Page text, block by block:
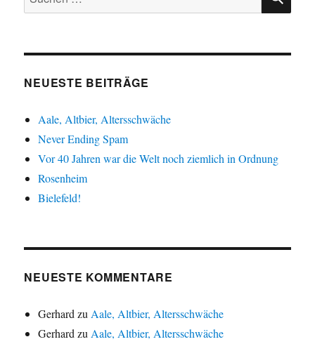
nach:
NEUESTE BEITRÄGE
Aale, Altbier, Altersschwäche
Never Ending Spam
Vor 40 Jahren war die Welt noch ziemlich in Ordnung
Rosenheim
Bielefeld!
NEUESTE KOMMENTARE
Gerhard zu Aale, Altbier, Altersschwäche
Gerhard zu Aale, Altbier, Altersschwäche